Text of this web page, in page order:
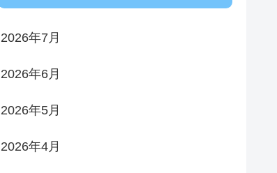
2026年7月
2026年6月
2026年5月
2026年4月